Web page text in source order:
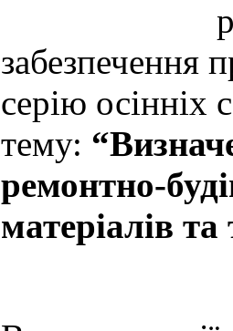
забезпечення
серію осінніх
тему:
ремонтно-
матеріалів